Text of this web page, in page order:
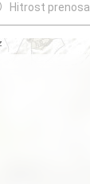
Hitrost